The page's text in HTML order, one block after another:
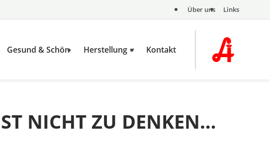
Über uns Links
Gesund & Schön Herstellung Kontakt
NICHT ZU DENKEN…